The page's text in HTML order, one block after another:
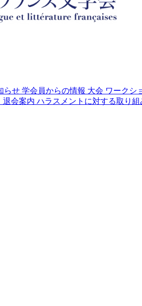
らせ 学会員からの情報 大会 ワークシ
退会案内 ハラスメントに対する取り組